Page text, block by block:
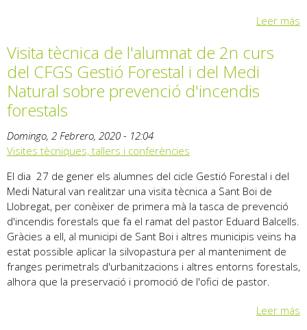
Leer más
Visita tècnica de l'alumnat de 2n curs
del CFGS Gestió Forestal i del Medi
Natural sobre prevenció d'incendis
forestals
Domingo, 2 Febrero, 2020 - 12:04
Visites tècniques, tallers i conferències
El dia 27 de gener els alumnes del cicle Gestió Forestal i del
Medi Natural van realitzar una visita tècnica a Sant Boi de
Llobregat, per conèixer de primera mà la tasca de prevenció
d'incendis forestals que fa el ramat del pastor Eduard Balcells.
Gràcies a ell, al municipi de Sant Boi i altres municipis veïns ha
estat possible aplicar la silvopastura per al manteniment de
franges perimetrals d'urbanitzacions i altres entorns forestals,
alhora que la preservació i promoció de l'ofici de pastor.
Leer más